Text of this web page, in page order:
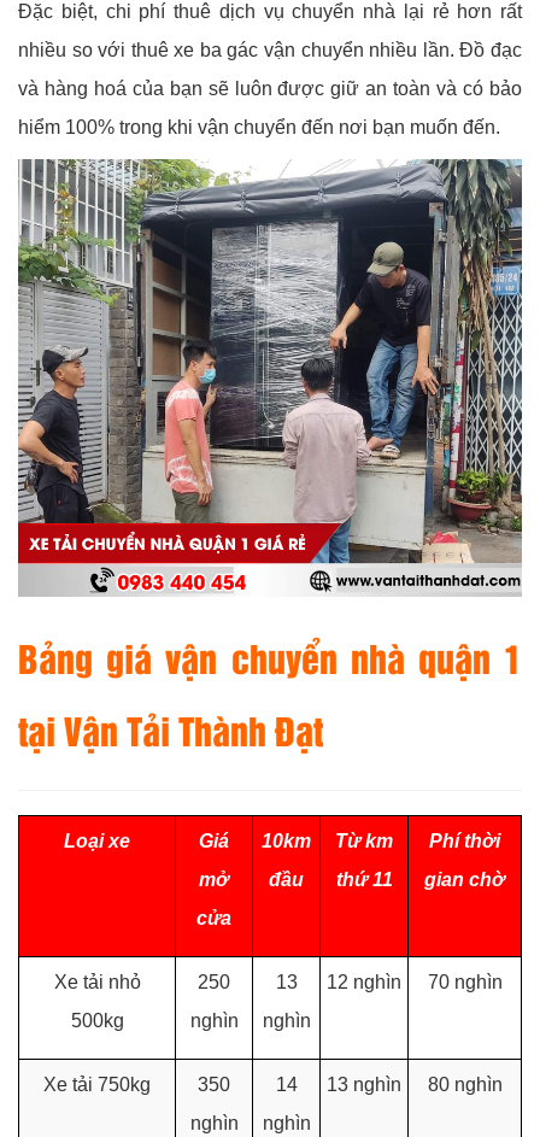
Đặc biệt, chi phí thuê dịch vụ chuyển nhà lại rẻ hơn rất
nhiều so với thuê xe ba gác vận chuyển nhiều lần. Đồ đạc
và hàng hoá của bạn sẽ luôn được giữ an toàn và có bảo
hiểm 100% trong khi vận chuyển đến nơi bạn muốn đến.
Bảng giá vận chuyển nhà quận 1
tại Vận Tải Thành Đạt
Loại xe
Giá
mở
cửa
10km
đầu
Từ km
thứ 11
Phí thời
gian chờ
Xe tải nhỏ
500kg
250
nghìn
13
nghìn
12 nghìn 70 nghìn
Xe tải 750kg
350
nghìn
14
nghìn
13 nghìn 80 nghìn